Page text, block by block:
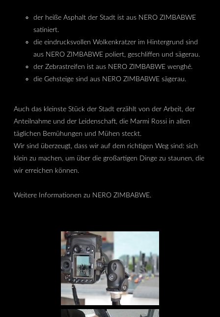
der heiße Asphalt der Stadt ist aus NERO ZIMBABWE
satiniert.
die eindrucksvollen Wolkenkratzer im Hintergrund sind
aus NERO ZIMBABWE poliert, geschliffen und sägerau.
der Zebrastreifen ist aus NERO ZIMBABWE wenghé.
die Gehsteige sind aus NERO ZIMBABWE sägerau.
Auch das kleinste Stück der Stadt erzählt von der Arbeit, der
Anteilnahme und der Leidenschaft, die Marmi Rossi in allen
täglichen Bemühungen und Mühen steckt.
Wir sind überzeugt, dass wir auf dem richtigen Weg sind: sich
klein zu machen, um über die großartigen Dinge zu staunen, die
wir erreichen können.
Weitere Informationen zu NERO ZIMBABWE.